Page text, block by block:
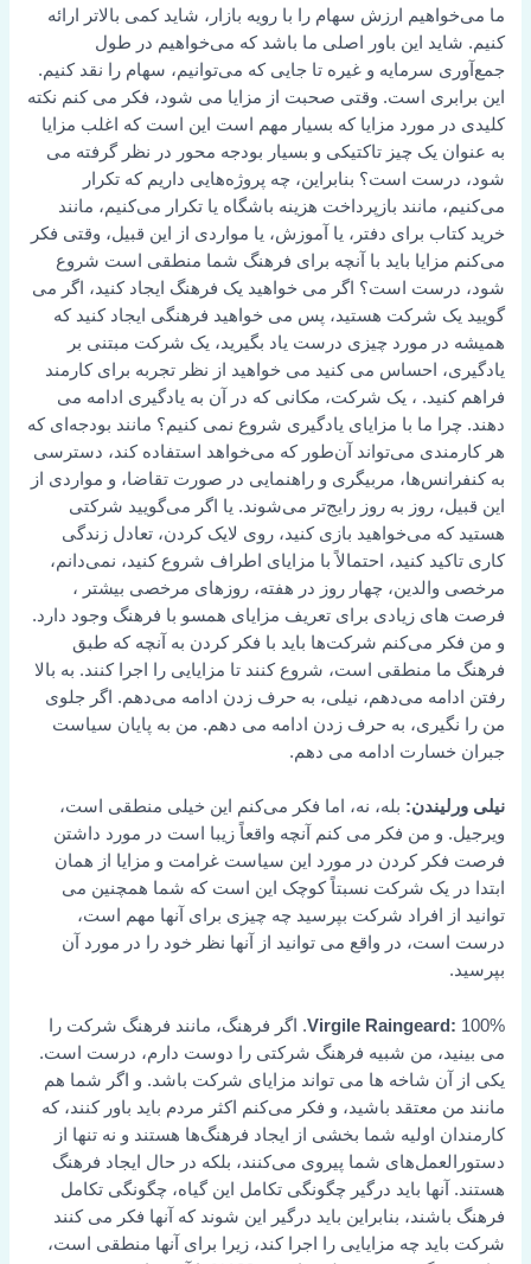
ما می‌خواهیم ارزش سهام را با رویه بازار، شاید کمی بالاتر ارائه
کنیم. شاید این باور اصلی ما باشد که می‌خواهیم در طول
جمع‌آوری سرمایه و غیره تا جایی که می‌توانیم، سهام را نقد کنیم.
این برابری است. وقتی صحبت از مزایا می شود، فکر می کنم نکته
کلیدی در مورد مزایا که بسیار مهم است این است که اغلب مزایا
به عنوان یک چیز تاکتیکی و بسیار بودجه محور در نظر گرفته می
شود، درست است؟ بنابراین، چه پروژه‌هایی داریم که تکرار
می‌کنیم، مانند بازپرداخت هزینه باشگاه یا تکرار می‌کنیم، مانند
خرید کتاب برای دفتر، یا آموزش، یا مواردی از این قبیل، وقتی فکر
می‌کنم مزایا باید با آنچه برای فرهنگ شما منطقی است شروع
شود، درست است؟ اگر می خواهید یک فرهنگ ایجاد کنید، اگر می
گویید یک شرکت هستید، پس می خواهید فرهنگی ایجاد کنید که
همیشه در مورد چیزی درست یاد بگیرید، یک شرکت مبتنی بر
یادگیری، احساس می کنید می خواهید از نظر تجربه برای کارمند
فراهم کنید. ، یک شرکت، مکانی که در آن به یادگیری ادامه می
دهند. چرا ما با مزایای یادگیری شروع نمی کنیم؟ مانند بودجه‌ای که
هر کارمندی می‌تواند آن‌طور که می‌خواهد استفاده کند، دسترسی
به کنفرانس‌ها، مربیگری و راهنمایی در صورت تقاضا، و مواردی از
این قبیل، روز به روز رایج‌تر می‌شوند. یا اگر می‌گویید شرکتی
هستید که می‌خواهید بازی کنید، روی لایک کردن، تعادل زندگی
کاری تاکید کنید، احتمالاً با مزایای اطراف شروع کنید، نمی‌دانم،
مرخصی والدین، چهار روز در هفته، روزهای مرخصی بیشتر ،
فرصت های زیادی برای تعریف مزایای همسو با فرهنگ وجود دارد.
و من فکر می‌کنم شرکت‌ها باید با فکر کردن به آنچه که طبق
فرهنگ ما منطقی است، شروع کنند تا مزایایی را اجرا کنند. به بالا
رفتن ادامه می‌دهم، نیلی، به حرف زدن ادامه می‌دهم. اگر جلوی
من را نگیری، به حرف زدن ادامه می دهم. من به پایان سیاست
جبران خسارت ادامه می دهم.
نیلی ورلیندن: بله، نه، اما فکر می‌کنم این خیلی منطقی است،
ویرجیل. و من فکر می کنم آنچه واقعاً زیبا است در مورد داشتن
فرصت فکر کردن در مورد این سیاست غرامت و مزایا از همان
ابتدا در یک شرکت نسبتاً کوچک این است که شما همچنین می
توانید از افراد شرکت بپرسید چه چیزی برای آنها مهم است،
درست است، در واقع می توانید از آنها نظر خود را در مورد آن
بپرسید.
Virgile Raingeard:100%. اگر فرهنگ، مانند فرهنگ شرکت را
می بینید، من شبیه فرهنگ شرکتی را دوست دارم، درست است.
یکی از آن شاخه ها می تواند مزایای شرکت باشد. و اگر شما هم
مانند من معتقد باشید، و فکر می‌کنم اکثر مردم باید باور کنند، که
کارمندان اولیه شما بخشی از ایجاد فرهنگ‌ها هستند و نه تنها از
دستورالعمل‌های شما پیروی می‌کنند، بلکه در حال ایجاد فرهنگ
هستند. آنها باید درگیر چگونگی تکامل این گیاه، چگونگی تکامل
فرهنگ باشند، بنابراین باید درگیر این شوند که آنها فکر می کنند
شرکت باید چه مزایایی را اجرا کند، زیرا برای آنها منطقی است،